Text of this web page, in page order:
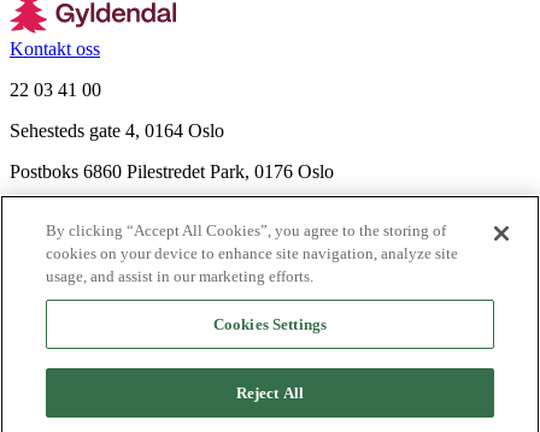
Kontakt oss
22 03 41 00
Sehesteds gate 4, 0164 Oslo
Postboks 6860 Pilestredet Park, 0176 Oslo
Nyhetsbrev
Ledige stillinger
Send inn manus
Agency
By clicking “Accept All Cookies”, you agree to the storing of
cookies on your device to enhance site navigation, analyze site
usage, and assist in our marketing efforts.
Cookies Settings
Reject All